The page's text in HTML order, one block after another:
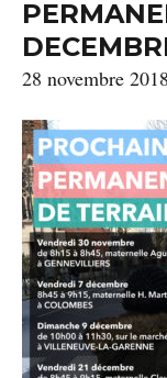
28 novembre 2018